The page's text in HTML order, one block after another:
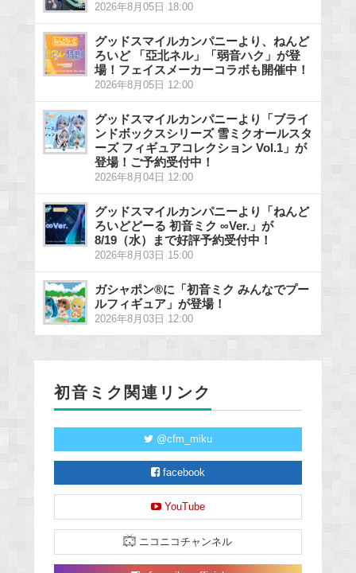
2026年8月05日 18:00
グッドスマイルカンパニーより、ねんど
ろいど 「亞北ネル」「弱音ハク」が登
場！フェイスメーカーコラボも開催中！
2026年8月05日 12:00
グッドスマイルカンパニーより「ブライ
ンドボックスシリーズ 雪ミクオールスタ
ーズ フィギュアコレクション Vol.1」が
登場！ご予約受付中！
2026年8月04日 12:00
グッドスマイルカンパニーより「ねんど
ろいどどーる 初音ミク ∞Ver.」が
8/19（水）まで好評予約受付中！
2026年8月03日 15:00
ガシャポン®に「初音ミク みんなでプー
ルフィギュア」が登場！
2026年8月03日 12:00
初音ミク関連リンク
@cfm_miku
facebook
YouTube
ニコニコチャンネル